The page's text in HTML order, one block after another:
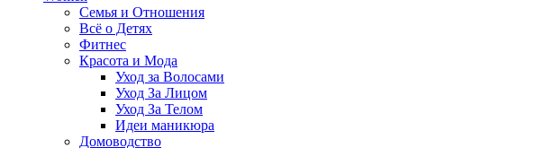
Семья и Отношения
Всё о Детях
Фитнес
Красота и Мода
Уход за Волосами
Уход За Лицом
Уход За Телом
Идеи маникюра
Домоводство